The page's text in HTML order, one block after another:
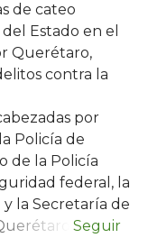
de cateo
Estado en el
Querétaro,
contra la
por
Policía de
de la Policía
federal, la
la Secretaría de